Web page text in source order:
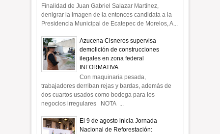
Finalidad de Juan Gabriel Salazar Martínez,
denigrar la imagen de la entonces candidata a la
Presidencia Municipal de Ecatepec de Morelos, A...
Azucena Cisneros supervisa
demolición de construcciones
ilegales en zona federal
INFORMATIVA
Con maquinaria pesada,
trabajadores derriban rejas y bardas, además de
dos cuartos usados como bodega para los
negocios irregulares NOTA ...
El 9 de agosto inicia Jornada
Nacional de Reforestación: